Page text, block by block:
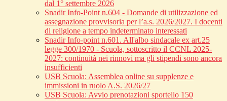
dal 1° settembre 2026
Snadir Info-Point n.604 - Domande di utilizzazione ed
assegnazione provvisoria per l’a.s. 2026/2027. I docenti
di religione a tempo indeterminato interessati
Snadir Info-point n.601. All'albo sindacale ex art.25
legge 300/1970 - Scuola, sottoscritto il CCNL 2025-
2027: continuità nei rinnovi ma gli stipendi sono ancora
insufficienti
USB Scuola: Assemblea online su supplenze e
immissioni in ruolo A.S. 2026/27
USB Scuola: Avvio prenotazioni sportello 150